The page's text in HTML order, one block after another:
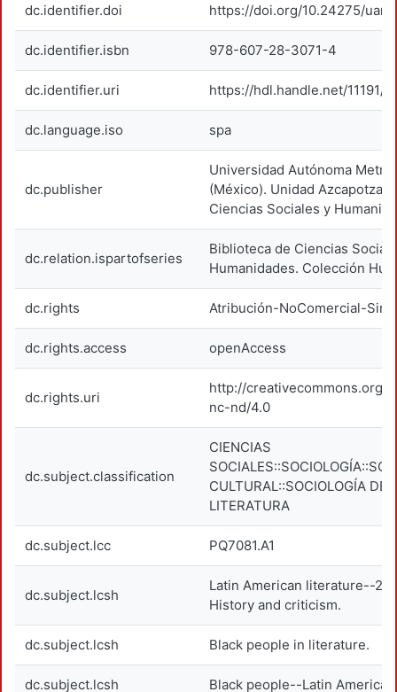
dc.identifier.doi https://doi.org/10.24275/
dc.identifier.isbn 978-607-28-3071-4
dc.identifier.uri https://hdl.handle.net/11191/
dc.language.iso spa
dc.publisher
Universidad Autónoma
(México). Unidad
Ciencias Sociales y
dc.relation.ispartofseries
Biblioteca de Ciencias
Humanidades. Colección
dc.rights Atribución-NoComercial-
dc.rights.access openAccess
dc.rights.uri
http://creativecommons.org/
nc-nd/4.0
dc.subject.classification
CIENCIAS
CULTURAL::SOCIOLOGÍA DE
LITERATURA
dc.subject.lcc PQ7081.A1
dc.subject.lcsh
Latin American literature--
History and criticism.
dc.subject.lcsh Black people in literature.
dc.subject.lcsh Black people--Latin